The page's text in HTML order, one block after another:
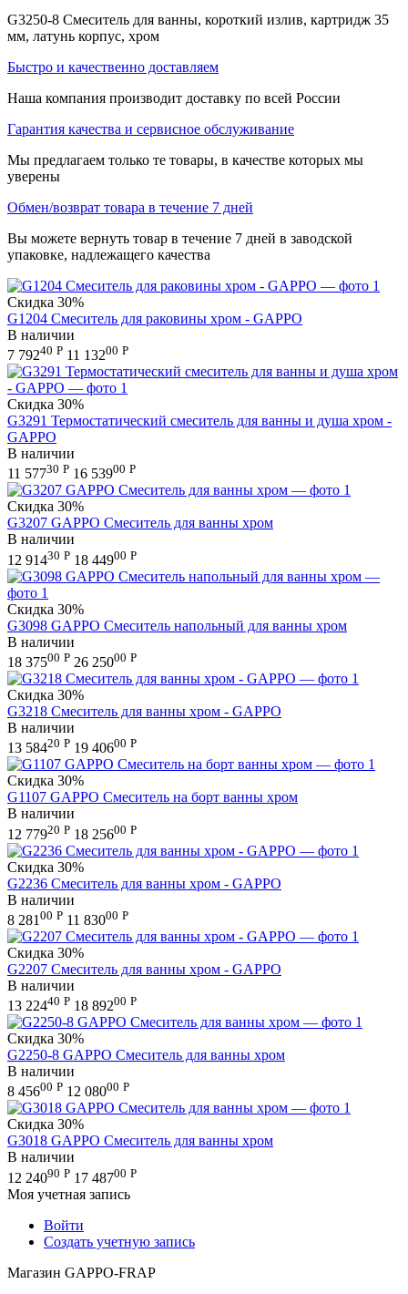
G3250-8 Смеситель для ванны, короткий излив, картридж 35
мм, латунь корпус, хром
Быстро и качественно доставляем
Наша компания производит доставку по всей России
Гарантия качества и сервисное обслуживание
Мы предлагаем только те товары, в качестве которых мы
уверены
Обмен/возврат товара в течение 7 дней
Вы можете вернуть товар в течение 7 дней в заводской
упаковке, надлежащего качества
Скидка 30%
G1204 Смеситель для раковины хром - GAPPO
В наличии
7 79240 Р 11 13200 Р
Скидка 30%
G3291 Термостатический смеситель для ванны и душа хром -
GAPPO
В наличии
11 57730 Р 16 53900 Р
Скидка 30%
G3207 GAPPO Смеситель для ванны хром
В наличии
12 91430 Р 18 44900 Р
Скидка 30%
G3098 GAPPO Смеситель напольный для ванны хром
В наличии
18 37500 Р 26 25000 Р
Скидка 30%
G3218 Смеситель для ванны хром - GAPPO
В наличии
13 58420 Р 19 40600 Р
Скидка 30%
G1107 GAPPO Смеситель на борт ванны хром
В наличии
12 77920 Р 18 25600 Р
Скидка 30%
G2236 Смеситель для ванны хром - GAPPO
В наличии
8 281 00 Р 11 83000 Р
Скидка 30%
G2207 Смеситель для ванны хром - GAPPO
В наличии
13 22440 Р 18 89200 Р
Скидка 30%
G2250-8 GAPPO Смеситель для ванны хром
В наличии
8 45600 Р 12 08000 Р
Скидка 30%
G3018 GAPPO Смеситель для ванны хром
В наличии
12 24090 Р 17 48700 Р
Моя учетная запись
Войти
Создать учетную запись
Магазин GAPPO-FRAP